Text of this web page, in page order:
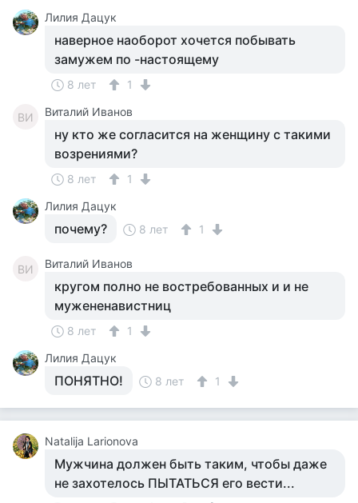
Лилия Дацук
наверное наоборот хочется побывать
замужем по -настоящему
8 лет 1
ВИ Виталий Иванов
ну кто же согласится на женщину с такими
возрениями?
8 лет
1
Лилия Дацук
почему? 8 лет 1
ВИ Виталий Иванов
кругом полно не востребованных и и не
мужененавистниц
8 лет
1
Лилия Дацук
ПОНЯТНО! 8 лет 1
Natalija Larionova
Мужчина должен быть таким, чтобы даже
не захотелось ПЫТАТЬСЯ его вести...